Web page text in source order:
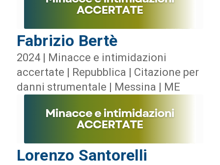
Fabrizio Bertè
2024 | Minacce e intimidazioni
accertate | Repubblica | Citazione per
danni strumentale | Messina | ME
Lorenzo Santorelli